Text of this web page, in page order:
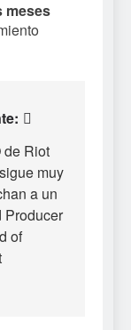
meses
de Riot
muy
a un
Producer
of